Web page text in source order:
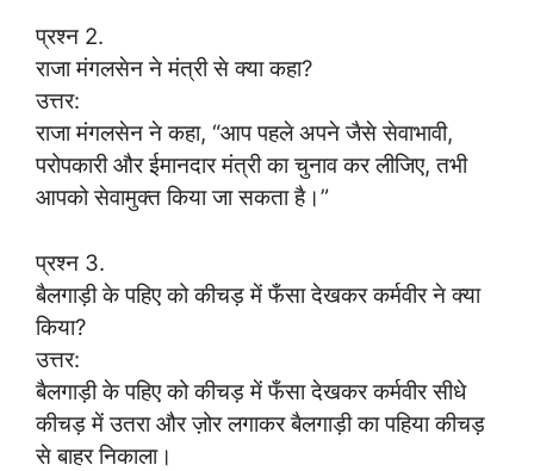
प्रश्न 2.
राजा मंगलसेन ने मंत्री से क्या कहा?
उत्तर:
राजा मंगलसेन ने कहा, “आप पहले अपने जैसे सेवाभावी,
परोपकारी और ईमानदार मंत्री का चुनाव कर लीजिए, तभी
आपको सेवामुक्त किया जा सकता है।”
प्रश्न 3.
बैलगाड़ी के पहिए को कीचड़ में फँसा देखकर कर्मवीर ने क्या
किया?
उत्तर:
बैलगाड़ी के पहिए को कीचड़ में फँसा देखकर कर्मवीर सीधे
कीचड़ में उतरा और ज़ोर लगाकर बैलगाड़ी का पहिया कीचड़
से बाहर निकाला।